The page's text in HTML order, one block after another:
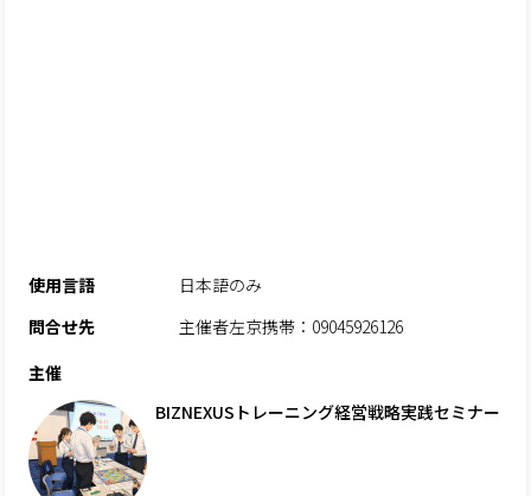
使用言語
日本語のみ
問合せ先
主催者左京携帯：09045926126
主催
BIZNEXUSトレーニング経営戦略実践セミナー